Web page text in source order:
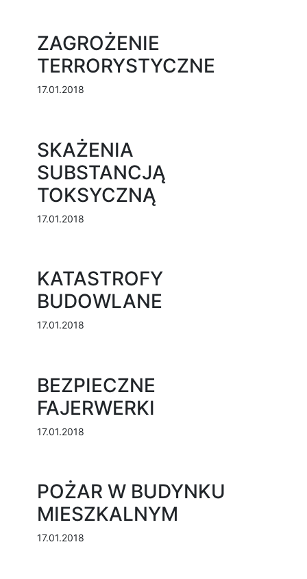
ZAGROŻENIE
TERRORYSTYCZNE
17.01.2018
SKAŻENIA
SUBSTANCJĄ
TOKSYCZNĄ
17.01.2018
KATASTROFY
BUDOWLANE
17.01.2018
BEZPIECZNE
FAJERWERKI
17.01.2018
POŻAR W BUDYNKU
MIESZKALNYM
17.01.2018